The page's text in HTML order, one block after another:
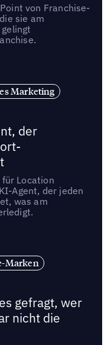
von Franchise-
sie am
Marketing
der
Location
Agent, der jeden
was am
Marken
gefragt, wer
nicht die